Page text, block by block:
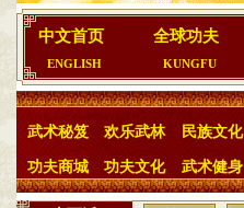
中文首页
ENGLISH
全球功夫
KUNGFU
武术秘笈 欢乐武林 民族文化
功夫商城 功夫文化 武术健身